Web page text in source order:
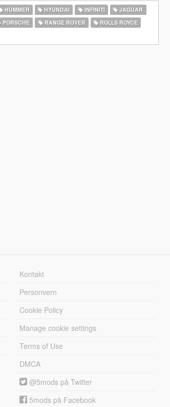
HUMMER HYUNDAI INFINITI
JAGUAR
PORSCHE RANGE ROVER
ROLLS ROYCE
Kontakt
Personvern
Cookie Policy
Manage cookie settings
Terms of Use
DMCA
@5mods på Twitter
5mods på Facebook